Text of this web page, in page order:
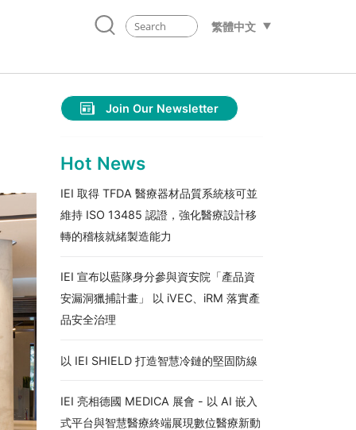
繁體中文
Join Our Newsletter
Hot News
IEI 取得 TFDA 醫療器材品質系統核可並
維持 ISO 13485 認證，強化醫療設計移
轉的稽核就緒製造能力
IEI 宣布以藍隊身分參與資安院「產品資
安漏洞獵捕計畫」 以 iVEC、iRM 落實產
品安全治理
以 IEI SHIELD 打造智慧冷鏈的堅固防線
IEI 亮相德國 MEDICA 展會 - 以 AI 嵌入
式平台與智慧醫療終端展現數位醫療新動